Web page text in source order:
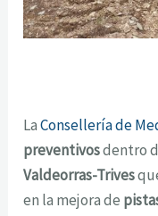
LaConsellería de
preventivosdentro
Valdeorras-Trives
en la mejora de